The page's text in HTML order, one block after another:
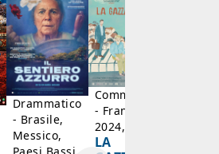
Drammatico
- Brasile,
Messico,
Commedia
- Francia,
2024, 101'
LA